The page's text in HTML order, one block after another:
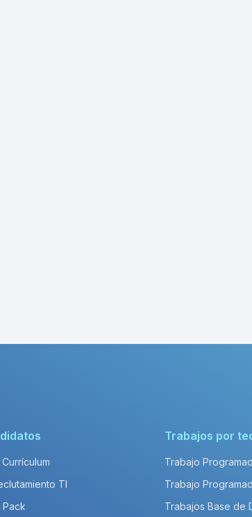
TI
Trabajos por
Trabajo
Trabajo
Trabajos Base de